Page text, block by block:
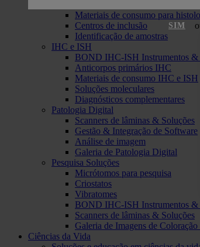
SIM
Materiais de consumo para
Centros de inclusão
Identificação de amostras
IHC e ISH
BOND IHC-ISH Instrumentos &
Anticorpos primários IHC
Materiais de consumo IHC e ISH
Soluções moleculares
Diagnósticos complementares
Patologia Digital
Scanners de lâminas & Soluções
Gestão & Integração de Software
Análise de imagem
Galeria de Patologia Digital
Pesquisa Soluções
Micrótomos para pesquisa
Criostatos
Vibratomes
BOND IHC-ISH Instrumentos &
Scanners de lâminas & Soluções
Galeria de Imagens de
Ciências da Vida